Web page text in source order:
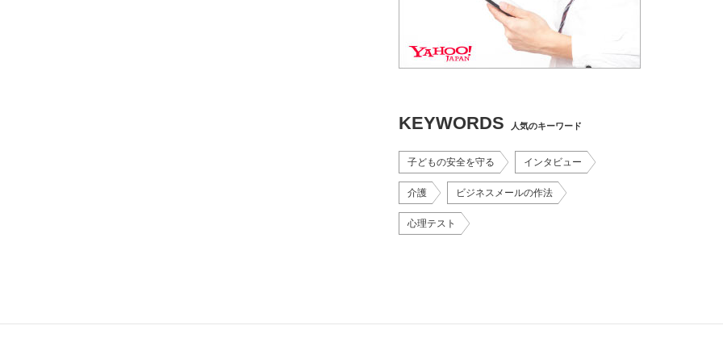
KEYWORDS 人気のキーワード
子どもの安全を守る インタビュー
介護 ビジネスメールの作法
心理テスト